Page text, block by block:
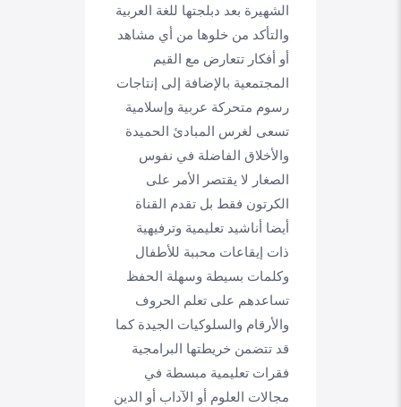
الشهيرة بعد دبلجتها للغة العربية
والتأكد من خلوها من أي مشاهد
أو أفكار تتعارض مع القيم
المجتمعية بالإضافة إلى إنتاجات
رسوم متحركة عربية وإسلامية
تسعى لغرس المبادئ الحميدة
والأخلاق الفاضلة في نفوس
الصغار لا يقتصر الأمر على
الكرتون فقط بل تقدم القناة
أيضا أناشيد تعليمية وترفيهية
ذات إيقاعات محببة للأطفال
وكلمات بسيطة وسهلة الحفظ
تساعدهم على تعلم الحروف
والأرقام والسلوكيات الجيدة كما
قد تتضمن خريطتها البرامجية
فقرات تعليمية مبسطة في
مجالات العلوم أو الآداب أو الدين